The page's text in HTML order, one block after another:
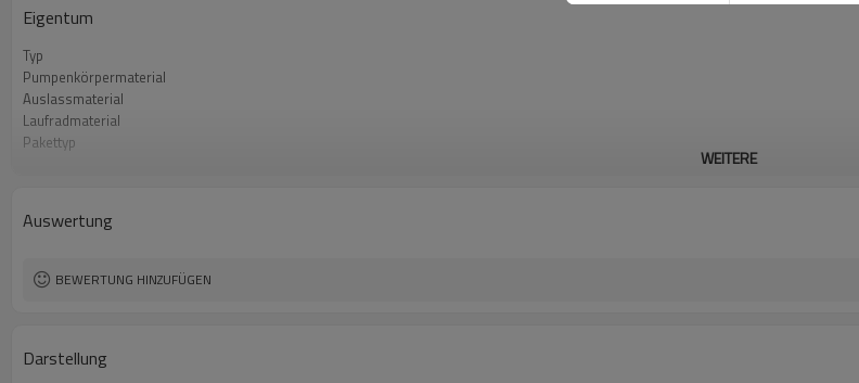
Eigentum
Typ
Pumpenkörpermaterial
Auslassmaterial
Laufradmaterial
Pakettyp
WEITERE
Auswertung
BEWERTUNG HINZUFÜGEN
Darstellung